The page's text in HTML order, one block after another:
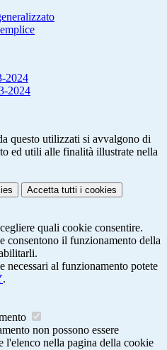
2024
2024
questo utilizzati si avvalgono di
ed utili alle finalità illustrate nella
Accetta tutti i cookies
quali cookie consentire.
consentono il funzionamento della
necessari al funzionamento potete
.
non possono essere
l'elenco nella pagina della cookie